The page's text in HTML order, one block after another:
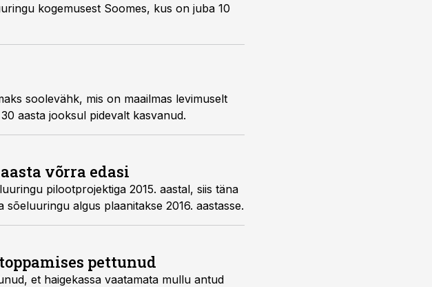
kogemusest Soomes, kus on juba 10
30 aasta jooksul pidevalt kasvanud.
võrra edasi
pilootprojektiga 2015. aastal, siis täna
algus plaanitakse 2016. aastasse.
pettunud
et haigekassa vaatamata mullu antud